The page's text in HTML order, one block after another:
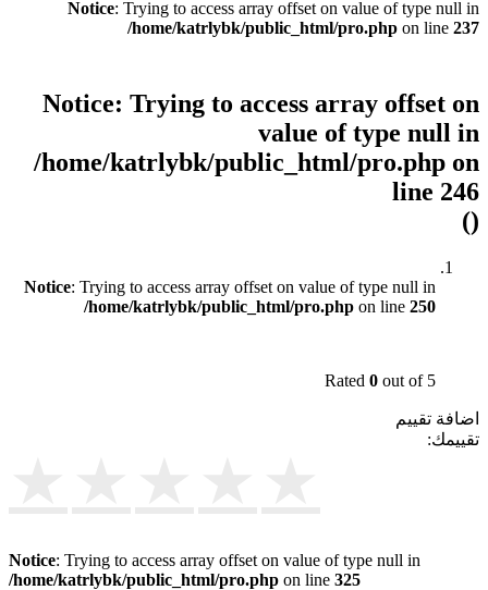
Notice: Trying to access array offset on value of type null in
/home/katrlybk/public_html/pro.php on line 237
Notice: Trying to access array offset on
value of type null in
/home/katrlybk/public_html/pro.php on
line 246
()
Notice: Trying to access array offset on value of type null in
/home/katrlybk/public_html/pro.php on line 250
Rated 0 out of 5
اضافة تقييم
تقييمك:
Notice: Trying to access array offset on value of type null in
/home/katrlybk/public_html/pro.php on line 325